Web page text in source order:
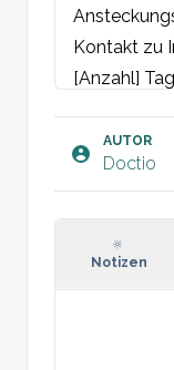
Kontakt zu
[Anzahl]
kürzlichen
AUTOR
Doctio
Notizen